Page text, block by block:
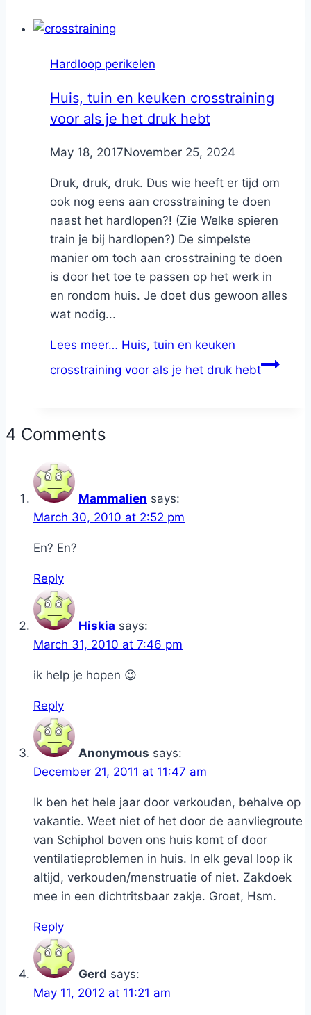
Hardloop perikelen
Huis, tuin en keuken crosstraining
voor als je het druk hebt
ByNicole
May 18, 2017November 25, 2024
Druk, druk, druk. Dus wie heeft er tijd om
ook nog eens aan crosstraining te doen
naast het hardlopen?! (Zie Welke spieren
train je bij hardlopen?) De simpelste
manier om toch aan crosstraining te doen
is door het toe te passen op het werk in
en rondom huis. Je doet dus gewoon alles
wat nodig...
Lees meer… Huis, tuin en keuken
crosstraining voor als je het druk hebt
4 Comments
Mammalien says:
March 30, 2010 at 2:52 pm
En? En?
Reply
Hiskia says:
March 31, 2010 at 7:46 pm
ik help je hopen 😉
Reply
Anonymous says:
December 21, 2011 at 11:47 am
Ik ben het hele jaar door verkouden, behalve op
vakantie. Weet niet of het door de aanvliegroute
van Schiphol boven ons huis komt of door
ventilatieproblemen in huis. In elk geval loop ik
altijd, verkouden/menstruatie of niet. Zakdoek
mee in een dichtritsbaar zakje. Groet, Hsm.
Reply
Gerd says:
May 11, 2012 at 11:21 am